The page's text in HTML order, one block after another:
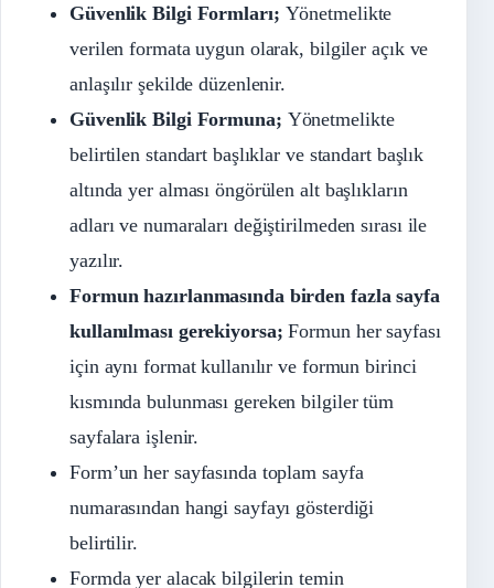
Güvenlik Bilgi Formları; Yönetmelikte
verilen formata uygun olarak, bilgiler açık ve
anlaşılır şekilde düzenlenir.
Güvenlik Bilgi Formuna; Yönetmelikte
belirtilen standart başlıklar ve standart başlık
altında yer alması öngörülen alt başlıkların
adları ve numaraları değiştirilmeden sırası ile
yazılır.
Formun hazırlanmasında birden fazla sayfa
kullanılması gerekiyorsa; Formun her sayfası
için aynı format kullanılır ve formun birinci
kısmında bulunması gereken bilgiler tüm
sayfalara işlenir.
Form’un her sayfasında toplam sayfa
numarasından hangi sayfayı gösterdiği
belirtilir.
Formda yer alacak bilgilerin temin